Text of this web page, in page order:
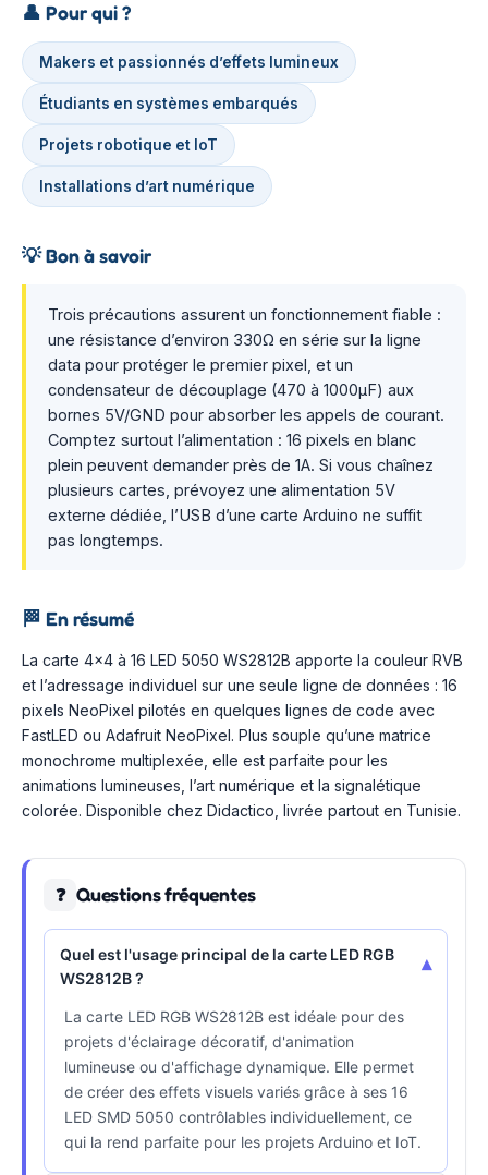
👤 Pour qui ?
Makers et passionnés d’effets lumineux
Étudiants en systèmes embarqués
Projets robotique et IoT
Installations d’art numérique
💡Bon à savoir
Trois précautions assurent un fonctionnement fiable :
une résistance d’environ 330Ω en série sur la ligne
data pour protéger le premier pixel, et un
condensateur de découplage (470 à 1000µF) aux
bornes 5V/GND pour absorber les appels de courant.
Comptez surtout l’alimentation : 16 pixels en blanc
plein peuvent demander près de 1A. Si vous chaînez
plusieurs cartes, prévoyez une alimentation 5V
externe dédiée, l’USB d’une carte Arduino ne suffit
pas longtemps.
🏁 En résumé
La carte 4×4 à 16 LED 5050 WS2812B apporte la couleur RVB
et l’adressage individuel sur une seule ligne de données : 16
pixels NeoPixel pilotés en quelques lignes de code avec
FastLED ou Adafruit NeoPixel. Plus souple qu’une matrice
monochrome multiplexée, elle est parfaite pour les
animations lumineuses, l’art numérique et la signalétique
colorée. Disponible chez Didactico, livrée partout en Tunisie.
❓ Questions fréquentes
Quel est l'usage principal de la carte LED RGB
WS2812B ?
▾
La carte LED RGB WS2812B est idéale pour des
projets d'éclairage décoratif, d'animation
lumineuse ou d'affichage dynamique. Elle permet
de créer des effets visuels variés grâce à ses 16
LED SMD 5050 contrôlables individuellement, ce
qui la rend parfaite pour les projets Arduino et IoT.